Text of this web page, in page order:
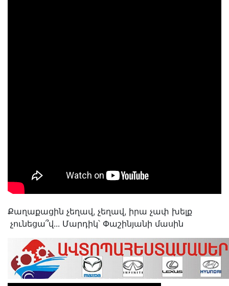
Քաղաքացին չեղավ, չեղավ, իրա չափ խելք
չունեցա՞վ․․․ Մարդիկ՝ Փաշինյանի մասին